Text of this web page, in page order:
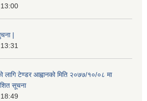
|
लागि टेण्डर आह्वानको मिति २०७७/१०/०८ मा
सूचना